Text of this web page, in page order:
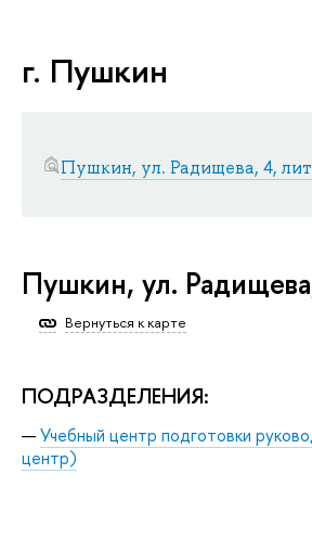
г. Пушкин
Пушкин, ул. Радищева, 4,
Пушкин, ул.
Вернуться к карте
ПОДРАЗДЕЛЕНИЯ:
Учебный центр подготовки
центр)